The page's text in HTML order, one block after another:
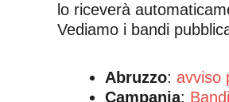
lo riceverà
Vediamo i bandi
Abruzzo: avviso
Campania: Bandi